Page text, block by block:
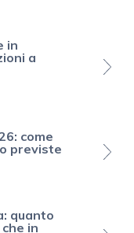
in
a
come
previste
quanto
in